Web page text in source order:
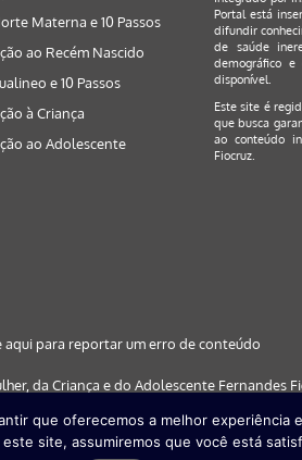
Materna e 10 Passos
ao Recém Nascido
e 10 Passos
à Criança
ao Adolescente
Portal está
difundir
de saúde
demográfico e
disponível.
Este site é
que busca
ao conteúdo
Fiocruz.
aqui para reportar um erro de conteúdo
da Criança e do Adolescente Fernandes
Chrome (a partir da versão 30) | Internet
partir da versão 29)
que oferecemos a melhor experiência
site, assumiremos que você está